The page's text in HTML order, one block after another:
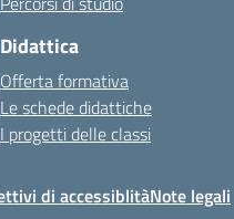
Didattica
Offerta formativa
Le schede didattiche
I progetti delle classi
di accessiblitàNote legali